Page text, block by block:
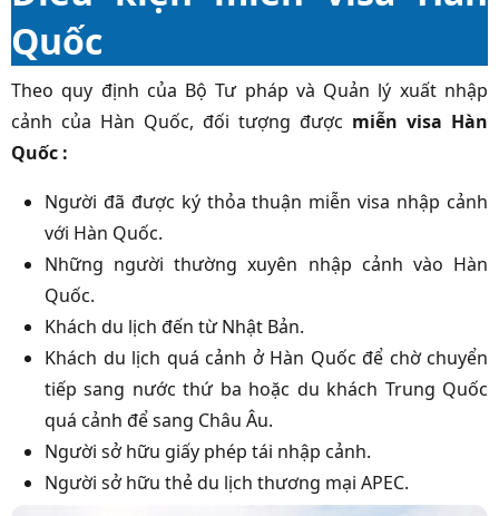
Quốc
Theo quy định của Bộ Tư pháp và Quản lý xuất nhập
cảnh của Hàn Quốc, đối tượng được miễn visa Hàn
Quốc :
Người đã được ký thỏa thuận miễn visa nhập cảnh
với Hàn Quốc.
Những người thường xuyên nhập cảnh vào Hàn
Quốc.
Khách du lịch đến từ Nhật Bản.
Khách du lịch quá cảnh ở Hàn Quốc để chờ chuyển
tiếp sang nước thứ ba hoặc du khách Trung Quốc
quá cảnh để sang Châu Âu.
Người sở hữu giấy phép tái nhập cảnh.
Người sở hữu thẻ du lịch thương mại APEC.